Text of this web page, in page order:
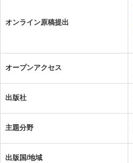
オンライン原稿提出
オープンアクセス
出版社
主題分野
出版国/地域